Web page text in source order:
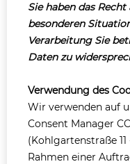
Sie haben das
besonderen
Verarbeitung Sie
Daten zu
Verwendung des
Wir verwenden auf
Consent Manager
(Kohlgartenstraße 11
Rahmen einer